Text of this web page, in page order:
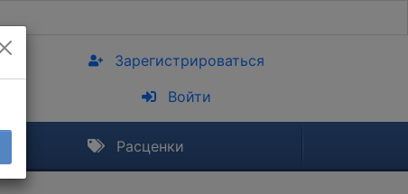
Зарегистрироваться
Войти
Расценки